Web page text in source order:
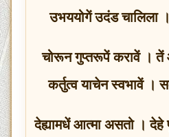
उभययोगें उदंड चालिला
चोरून गुप्तरूपें करावें । तें
कर्तुत्व याचेन स्वभावें ।
देह्यामधें आत्मा असतो । देहे